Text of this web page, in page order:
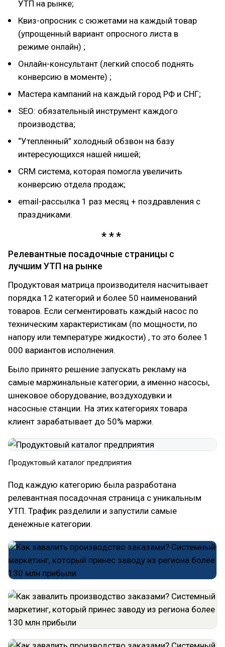
УТП на рынке;
Квиз-опросник с сюжетами на каждый товар
(упрощенный вариант опросного листа в
режиме онлайн) ;
Онлайн-консультант (легкий способ поднять
конверсию в моменте) ;
Мастера кампаний на каждый город РФ и СНГ;
SEO: обязательный инструмент каждого
производства;
“Утепленный” холодный обзвон на базу
интересующихся нашей нишей;
CRM система, которая помогла увеличить
конверсию отдела продаж;
email-рассылка 1 раз месяц + поздравления с
праздниками.
Релевантные посадочные страницы с
лучшим УТП на рынке
Продуктовая матрица производителя насчитывает
порядка 12 категорий и более 50 наименований
товаров. Если сегментировать каждый насос по
техническим характеристикам (по мощности, по
напору или температуре жидкости) , то это более 1
000 вариантов исполнения.
Было принято решение запускать рекламу на
самые маржинальные категории, а именно насосы,
шнековое оборудование, воздуходувки и
насосные станции. На этих категориях товара
клиент зарабатывает до 50% маржи.
Продуктовый каталог предприятия
Под каждую категорию была разработана
релевантная посадочная страница с уникальным
УТП. Трафик разделили и запустили самые
денежные категории.